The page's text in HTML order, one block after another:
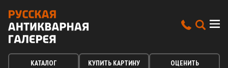
КАТАЛОГ КУПИТЬ КАРТИНУ ОЦЕНИТЬ